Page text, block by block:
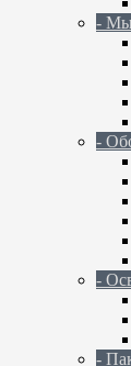
-
-
-
-